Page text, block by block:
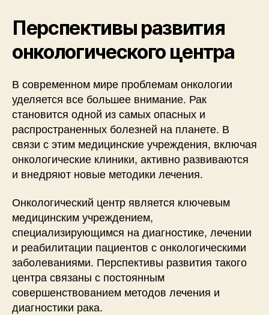
Перспективы развития
онкологического центра
В современном мире проблемам онкологии
уделяется все большее внимание. Рак
становится одной из самых опасных и
распространенных болезней на планете. В
связи с этим медицинские учреждения, включая
онкологические клиники, активно развиваются
и внедряют новые методики лечения.
Онкологический центр является ключевым
медицинским учреждением,
специализирующимся на диагностике, лечении
и реабилитации пациентов с онкологическими
заболеваниями. Перспективы развития такого
центра связаны с постоянным
совершенствованием методов лечения и
диагностики рака.